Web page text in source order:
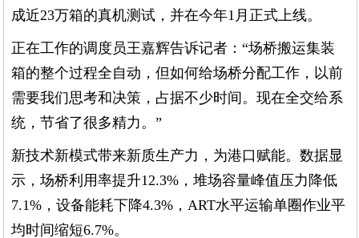
成近23万箱的真机测试，并在今年1月正式上线。
正在工作的调度员王嘉辉告诉记者：“场桥搬运集装
箱的整个过程全自动，但如何给场桥分配工作，以前
需要我们思考和决策，占据不少时间。现在全交给系
统，节省了很多精力。”
新技术新模式带来新质生产力，为港口赋能。数据显
示，场桥利用率提升12.3%，堆场容量峰值压力降低
7.1%，设备能耗下降4.3%，ART水平运输单圈作业平
均时间缩短6.7%。